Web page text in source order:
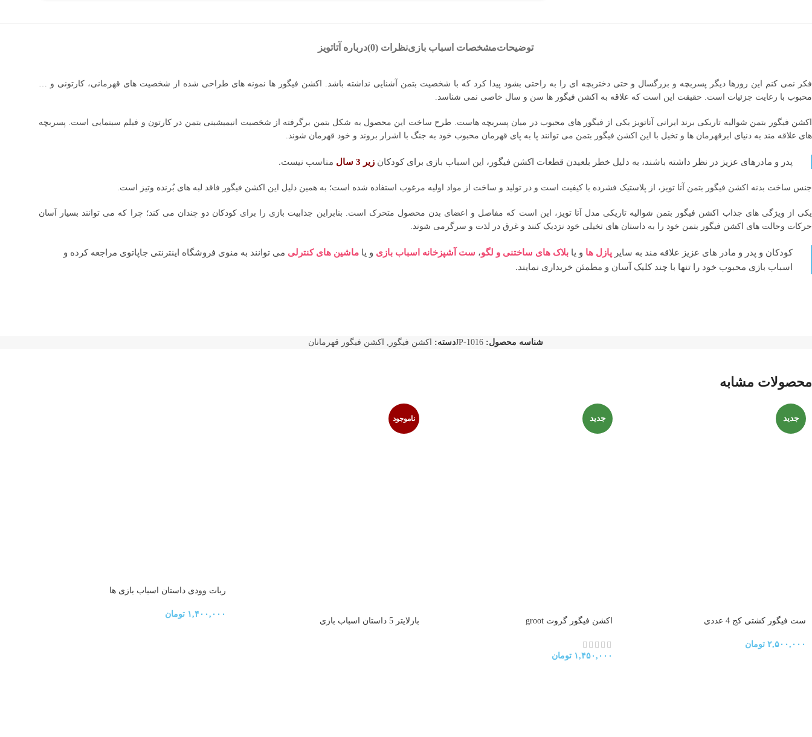
توضیحاتمشخصات اسباب بازینظرات (0) درباره آتاتویز
فکر نمی کنم این روزها دیگر پسربچه و بزرگسال و حتی دختربچه ای را به راحتی بشود پیدا کرد که با شخصیت بتمن آشنایی نداشته باشد. اکشن فیگور ها نمونه های طراحی شده از شخصیت های قهرمانی، کارتونی و …
محبوب با رعایت جزئیات است. حقیقت این است که علاقه به اکشن فیگور ها سن و سال خاصی نمی شناسد.
اکشن فیگور بتمن شوالیه تاریکی برند ایرانی آتاتویز یکی از فیگور های محبوب در میان پسربچه هاست. طرح ساخت این محصول به شکل بتمن برگرفته از شخصیت انیمیشینی بتمن در کارتون و فیلم سینمایی است. پسربچه
های علاقه مند به دنیای ابرقهرمان ها و تخیل با این اکشن فیگور بتمن می توانند پا به پای قهرمان محبوب خود به جنگ با اشرار بروند و خود قهرمان شوند.
پدر و مادرهای عزیز در نظر داشته باشند، به دلیل خطر بلعیدن قطعات اکشن فیگور، این اسباب بازی برای کودکان زیر 3 سال مناسب نیست.
جنس ساخت بدنه اکشن فیگور بتمن آتا تویز، از پلاستیک فشرده با کیفیت است و در تولید و ساخت از مواد اولیه مرغوب استفاده شده است؛ به همین دلیل این اکشن فیگور فاقد لبه های بُرنده وتیز است.
یکی از ویژگی های جذاب اکشن فیگور بتمن شوالیه تاریکی مدل آتا تویز، این است که مفاصل و اعضای بدن محصول متحرک است. بنابراین جذابیت بازی را برای کودکان دو چندان می کند؛ چرا که می توانند بسیار آسان
حرکات وحالت های اکشن فیگور بتمن خود را به داستان های تخیلی خود نزدیک کنند و غرق در لذت و سرگرمی شوند.
کودکان و پدر و مادر های عزیز علاقه مند به سایر پازل ها و یا بلاک های ساختنی و لگو، ست آشپزخانه اسباب بازی و یا ماشین های کنترلی می توانند به منوی فروشگاه اینترنتی جاپاتوی مراجعه کرده و
اسباب بازی محبوب خود را تنها با چند کلیک آسان و مطمئن خریداری نمایند.
شناسه محصول:JP-1016دسته: اکشن فیگور , اکشن فیگور قهرمانان
محصولات مشابه
جدید
ست فیگور کشتی کج 4 عددی
۲,۵۰۰,۰۰۰ تومان
جدید
اکشن فیگور گروت groot
۱,۴۵۰,۰۰۰ تومان
ناموجود
بازلایتر 5 داستان اسباب بازی
ربات وودی داستان اسباب بازی ها
۱,۴۰۰,۰۰۰ تومان